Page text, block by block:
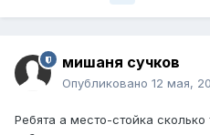
мишаня сучков
Опубликовано 12 мая,
Ребята а место-стойка сколько